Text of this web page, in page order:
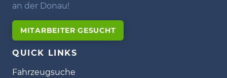
an der Donau!
MITARBEITER GESUCHT
QUICK LINKS
Fahrzeugsuche